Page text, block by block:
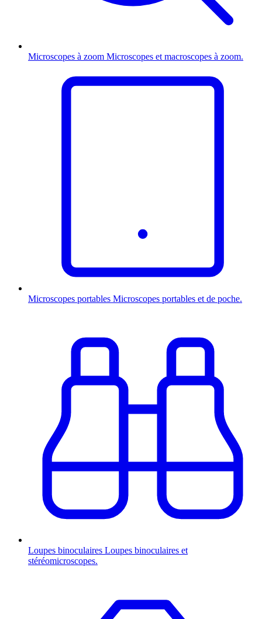
Microscopes à zoom Microscopes et macroscopes à zoom.
Microscopes portables Microscopes portables et de poche.
Loupes binoculaires Loupes binoculaires et
stéréomicroscopes.